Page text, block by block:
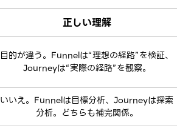
正しい理解
目的が違う。Funnelは“理想の経路”を検証、
Journeyは“実際の経路”を観察。
いいえ。Funnelは目標分析、Journeyは探索
分析。どちらも補完関係。